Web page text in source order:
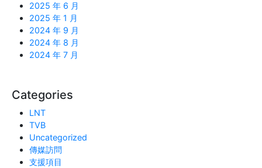
2025 年 6 月
2025 年 1 月
2024 年 9 月
2024 年 8 月
2024 年 7 月
Categories
LNT
TVB
Uncategorized
傳媒訪問
支援項目